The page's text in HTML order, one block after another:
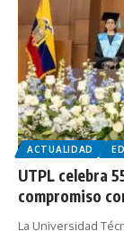
ACTUALIDAD
UTPL celebra
compromiso
La Universidad